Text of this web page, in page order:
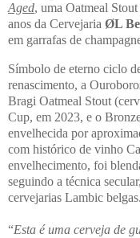
Aged, uma Oatmeal
anos da Cervejaria ØL
em garrafas de
Símbolo de eterno ciclo
renascimento, a
Bragi Oatmeal Stout
Cup, em 2023, e o
envelhecida por
com histórico de vinho
envelhecimento, foi
seguindo a técnica
cervejarias Lambic belgas.
“Esta é uma cerveja de